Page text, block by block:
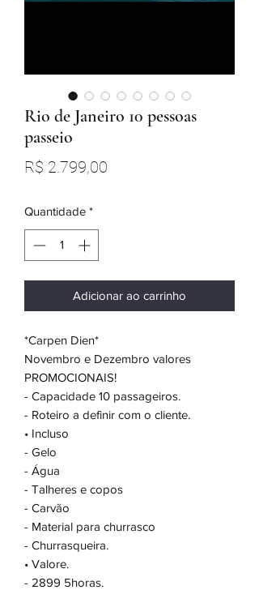
Rio de Janeiro 10 pessoas
passeio
R$ 2.799,00
Quantidade *
Adicionar ao carrinho
*Carpen Dien*
Novembro e Dezembro valores
PROMOCIONAIS!
- Capacidade 10 passageiros.
- Roteiro a definir com o cliente.
• Incluso
- Gelo
- Água
- Talheres e copos
- Carvão
- Material para churrasco
- Churrasqueira.
• Valore.
- 2899 5horas.